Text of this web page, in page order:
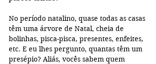
No período natalino, quase todas as casas
têm uma árvore de Natal, cheia de
bolinhas, pisca-pisca, presentes, enfeites,
etc. E eu lhes pergunto, quantas têm um
presépio? Aliás, vocês sabem quem